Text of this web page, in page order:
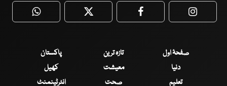
WhatsApp Twitter Facebook
صفحۂ اول تازہ ترین
پاکستان
دنیا
معیشت
کھیل
تعلیم
صحت
انٹرٹینمنٹ